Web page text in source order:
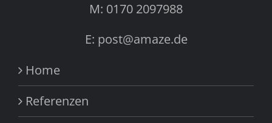
M: 0170 2097988
E: post@amaze.de
Home
Referenzen